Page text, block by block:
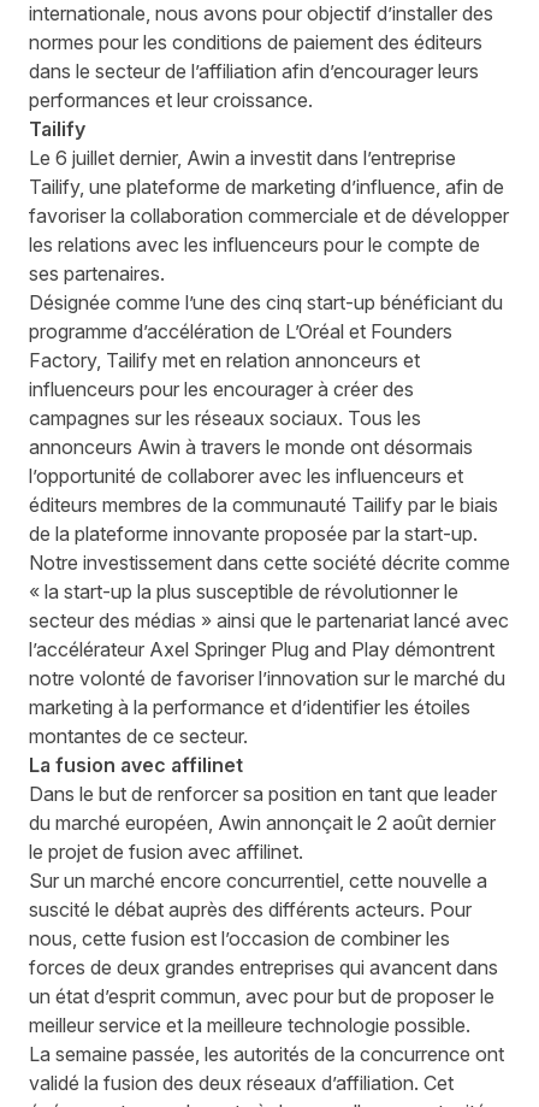
internationale, nous avons pour objectif d’installer des
normes pour les conditions de paiement des éditeurs
dans le secteur de l’affiliation afin d’encourager leurs
performances et leur croissance.
Tailify
Le 6 juillet dernier, Awin a investit dans l’entreprise
Tailify, une plateforme de marketing d’influence, afin de
favoriser la collaboration commerciale et de développer
les relations avec les influenceurs pour le compte de
ses partenaires.
Désignée comme l’une des cinq start-up bénéficiant du
programme d’accélération de L’Oréal et Founders
Factory, Tailify met en relation annonceurs et
influenceurs pour les encourager à créer des
campagnes sur les réseaux sociaux. Tous les
annonceurs Awin à travers le monde ont désormais
l’opportunité de collaborer avec les influenceurs et
éditeurs membres de la communauté Tailify par le biais
de la plateforme innovante proposée par la start-up.
Notre investissement dans cette société décrite comme
« la start-up la plus susceptible de révolutionner le
secteur des médias » ainsi que le partenariat lancé avec
l’accélérateur Axel Springer Plug and Play démontrent
notre volonté de favoriser l’innovation sur le marché du
marketing à la performance et d’identifier les étoiles
montantes de ce secteur.
La fusion avec affilinet
Dans le but de renforcer sa position en tant que leader
du marché européen, Awin annonçait le 2 août dernier
le projet de fusion avec affilinet.
Sur un marché encore concurrentiel, cette nouvelle a
suscité le débat auprès des différents acteurs. Pour
nous, cette fusion est l’occasion de combiner les
forces de deux grandes entreprises qui avancent dans
un état d’esprit commun, avec pour but de proposer le
meilleur service et la meilleure technologie possible.
La semaine passée, les autorités de la concurrence ont
validé la fusion des deux réseaux d’affiliation. Cet